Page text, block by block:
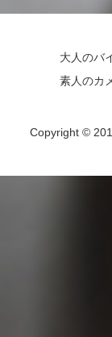
大人のバ
素人のカ
Copyright ©